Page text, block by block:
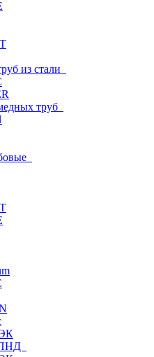
из стали
труб